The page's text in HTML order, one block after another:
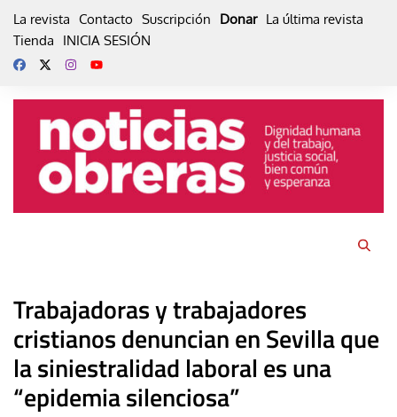
La revista Contacto Suscripción Donar La última revista
Tienda
INICIA SESIÓN
Trabajadoras y trabajadores
cristianos denuncian en Sevilla que
la siniestralidad laboral es una
“epidemia silenciosa”